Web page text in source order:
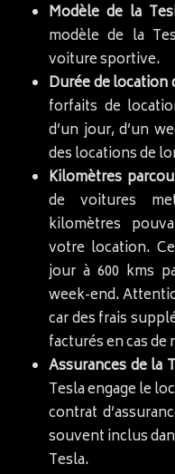
Modèle de la
modèle de la
voiture sportive.
Durée de location
forfaits de
d’un jour, d’un
des locations de
Kilomètres
de voitures
kilomètres
votre location.
jour à 600 kms
week-end.
car des frais
facturés en cas
Assurances de la
Tesla engage le
contrat
souvent inclus
Tesla.